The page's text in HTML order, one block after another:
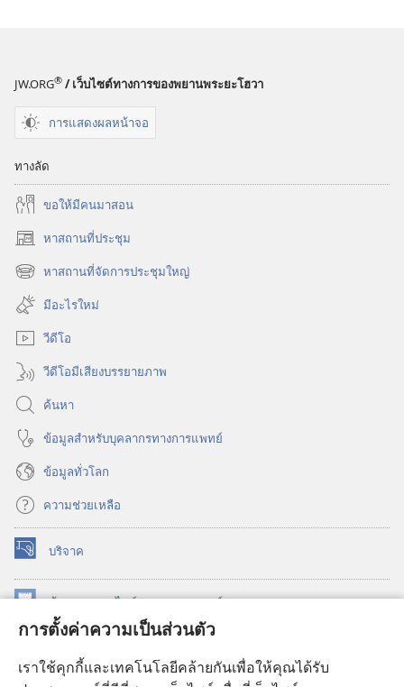
การตั้งค่าความเป็นส่วนตัว
เราใช้คุกกี้และเทคโนโลยีคล้ายกันเพื่อให้คุณได้รับ
JW.ORG® / เว็บไซต์ทางการของพยานพระยะโฮวา
การแสดงผลหน้าจอ
ทางลัด
ขอ​ให้​มี​คน​มา​สอน
หาสถานที่ประชุม
(เปิด
หน้าต่างหาสถานที่จัดการประชุมใหญ่
(เปิด
หน้าต่าง
ใหม่)
มีอะไรใหม่
วีดีโอ
วีดีโอมีเสียงบรรยายภาพ
ค้นหา
ข้อมูล​สำหรับ​บุคลากร​ทาง​การ​แพทย์
ข้อมูล​ทั่ว​โลก
ความช่วยเหลือ
บริจาค
(เปิด
หน้าต่าง
ใหม่) ห้องสมุดออนไลน์ของวอชเทาเวอร์
หน้าต่าง
®
หน้าต่าง